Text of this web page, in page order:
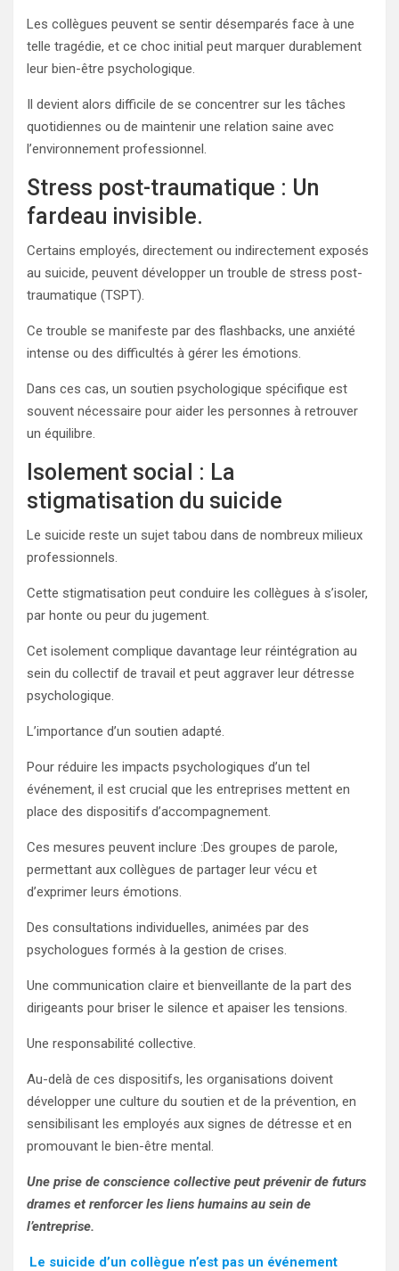
Les collègues peuvent se sentir désemparés face à une
telle tragédie, et ce choc initial peut marquer durablement
leur bien-être psychologique.
Il devient alors difficile de se concentrer sur les tâches
quotidiennes ou de maintenir une relation saine avec
l’environnement professionnel.
Stress post-traumatique : Un
fardeau invisible.
Certains employés, directement ou indirectement exposés
au suicide, peuvent développer un trouble de stress post-
traumatique (TSPT).
Ce trouble se manifeste par des flashbacks, une anxiété
intense ou des difficultés à gérer les émotions.
Dans ces cas, un soutien psychologique spécifique est
souvent nécessaire pour aider les personnes à retrouver
un équilibre.
Isolement social : La
stigmatisation du suicide
Le suicide reste un sujet tabou dans de nombreux milieux
professionnels.
Cette stigmatisation peut conduire les collègues à s’isoler,
par honte ou peur du jugement.
Cet isolement complique davantage leur réintégration au
sein du collectif de travail et peut aggraver leur détresse
psychologique.
L’importance d’un soutien adapté.
Pour réduire les impacts psychologiques d’un tel
événement, il est crucial que les entreprises mettent en
place des dispositifs d’accompagnement.
Ces mesures peuvent inclure :Des groupes de parole,
permettant aux collègues de partager leur vécu et
d’exprimer leurs émotions.
Des consultations individuelles, animées par des
psychologues formés à la gestion de crises.
Une communication claire et bienveillante de la part des
dirigeants pour briser le silence et apaiser les tensions.
Une responsabilité collective.
Au-delà de ces dispositifs, les organisations doivent
développer une culture du soutien et de la prévention, en
sensibilisant les employés aux signes de détresse et en
promouvant le bien-être mental.
Une prise de conscience collective peut prévenir de futurs
drames et renforcer les liens humains au sein de
l’entreprise.
Le suicide d’un collègue n’est pas un événement